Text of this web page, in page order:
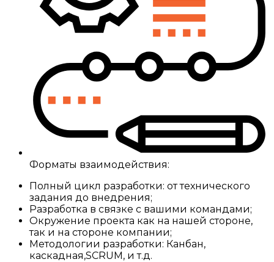
Форматы взаимодействия:
Полный цикл разработки: от технического
задания до внедрения;
Разработка в связке с вашими командами;
Окружение проекта как на нашей стороне,
так и на стороне компании;
Методологии разработки: Канбан,
каскадная,SCRUM, и т.д.